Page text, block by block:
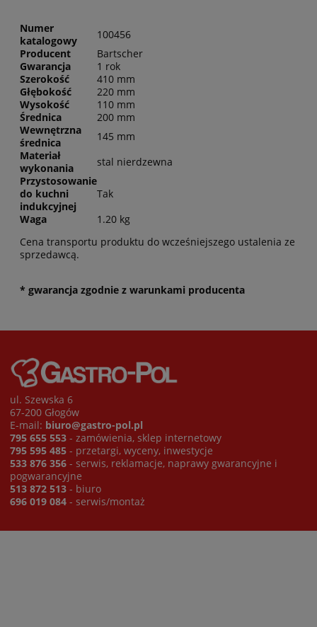
Numer
katalogowy
100456
Producent
Bartscher
Gwarancja
1 rok
Szerokość
410 mm
Głębokość
220 mm
Wysokość
110 mm
Średnica
200 mm
Wewnętrzna
średnica
145 mm
Materiał
wykonania
stal nierdzewna
Przystosowanie
do kuchni
indukcyjnej
Tak
Waga
1.20 kg
Cena transportu produktu do wcześniejszego ustalenia ze
sprzedawcą.
* gwarancja zgodnie z warunkami producenta
ul. Szewska 6
67-200 Głogów
E-mail: biuro@gastro-pol.pl
795 655 553 - zamówienia, sklep internetowy
795 595 485 - przetargi, wyceny, inwestycje
533 876 356 - serwis, reklamacje, naprawy gwarancyjne i
pogwarancyjne
513 872 513 - biuro
696 019 084 - serwis/montaż